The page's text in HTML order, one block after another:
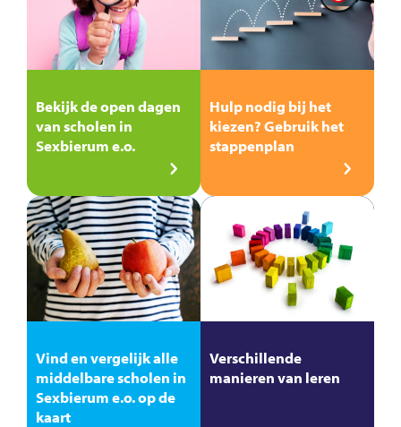
Bekijk de open dagen
van scholen in
Sexbierum e.o.
Hulp nodig bij het
kiezen? Gebruik het
stappenplan
Vind en vergelijk alle
middelbare scholen in
Sexbierum e.o. op de
kaart
Verschillende
manieren van leren